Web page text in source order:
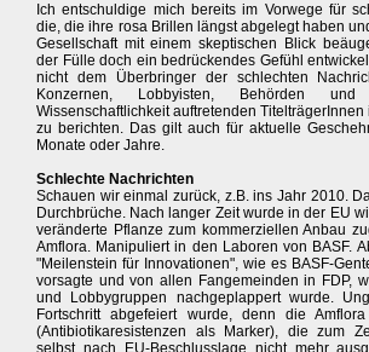
Ich entschuldige mich bereits im Vorwege für
die, die ihre rosa Brillen längst abgelegt haben
Gesellschaft mit einem skeptischen Blick
der Fülle doch ein bedrückendes Gefühl
nicht dem Überbringer der schlechten
Konzernen, Lobbyisten, Behörden
Wissenschaftlichkeit auftretenden
zu berichten. Das gilt auch für aktuelle
Monate oder Jahre.
Schlechte Nachrichten
Schauen wir einmal zurück, z.B. ins Jahr 2010.
Durchbrüche. Nach langer Zeit wurde in der EU
veränderte Pflanze zum kommerziellen Anbau
Amflora. Manipuliert in den Laboren von BASF.
"Meilenstein für Innovationen", wie es BASF-
vorsagte und von allen Fangemeinden in FDP,
und Lobbygruppen nachgeplappert wurde.
Fortschritt abgefeiert wurde, denn die
(Antibiotikaresistenzen als Marker), die zum